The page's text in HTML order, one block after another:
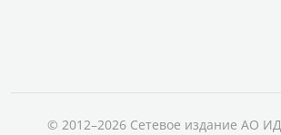
© 2012–2026 Сетевое издание АО ИД